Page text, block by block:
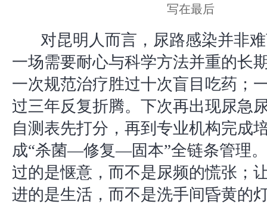
写在最后
对昆明人而言，尿路感染并非
一场需要耐心与科学方法并重的长
一次规范治疗胜过十次盲目吃药；
过三年反复折腾。下次再出现尿急
自测表先打分，再到专业机构完成
成“杀菌—修复—固本”全链条管理
过的是惬意，而不是尿频的慌张；
进的是生活，而不是洗手间昏黄的